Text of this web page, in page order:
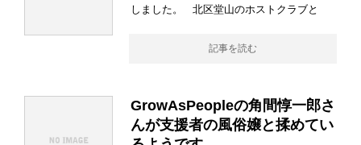
しました。 北区堂山のホストクラブと
記事を読む
GrowAsPeopleの角間惇一郎さ
んが支援者の風俗嬢と揉めてい